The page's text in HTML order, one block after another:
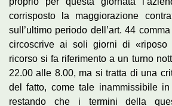
corrisposto la maggiorazione
sull’ultimo periodo dell’art. 44
circoscrive ai soli giorni di «riposo
ricorso si fa riferimento a un turno
22.00 alle 8.00, ma si tratta di una
del fatto, come tale inammissibile
restando che i termini della